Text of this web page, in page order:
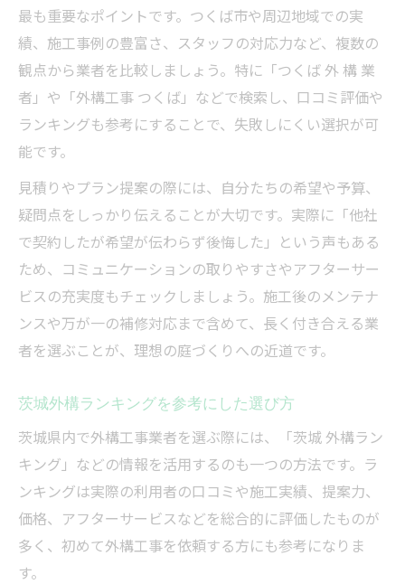
最も重要なポイントです。つくば市や周辺地域での実
績、施工事例の豊富さ、スタッフの対応力など、複数の
観点から業者を比較しましょう。特に「つくば 外 構 業
者」や「外構工事 つくば」などで検索し、口コミ評価や
ランキングも参考にすることで、失敗しにくい選択が可
能です。
見積りやプラン提案の際には、自分たちの希望や予算、
疑問点をしっかり伝えることが大切です。実際に「他社
で契約したが希望が伝わらず後悔した」という声もある
ため、コミュニケーションの取りやすさやアフターサー
ビスの充実度もチェックしましょう。施工後のメンテナ
ンスや万が一の補修対応まで含めて、長く付き合える業
者を選ぶことが、理想の庭づくりへの近道です。
茨城外構ランキングを参考にした選び方
茨城県内で外構工事業者を選ぶ際には、「茨城 外構ラン
キング」などの情報を活用するのも一つの方法です。ラ
ンキングは実際の利用者の口コミや施工実績、提案力、
価格、アフターサービスなどを総合的に評価したものが
多く、初めて外構工事を依頼する方にも参考になりま
す。